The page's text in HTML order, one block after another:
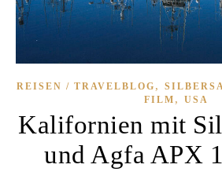
REISEN / TRAVELBLOG ,
FILM , USA
Kalifornien mit
und Agfa APX